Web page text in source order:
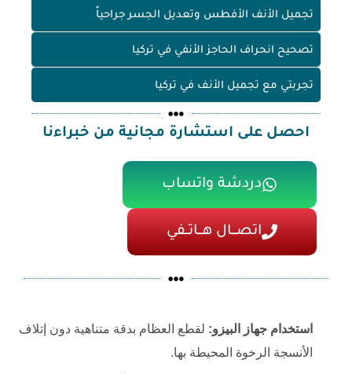
تجميل الأنف الأفطس وتعديل الجسر جراحياً
تصحيح انحراف الحاجز الأنفي في تركيا
تجربتي مع تجميل الأنف في تركيا
احصل على استشارة مجانية من خبراءنا
دردشة واتساب
اتصـــال هـــاتــفي
استخدام جهاز البيزو: لقطع العظام بدقة متناهية دون إتلاف
الأنسجة الرخوة المحيطة بها.